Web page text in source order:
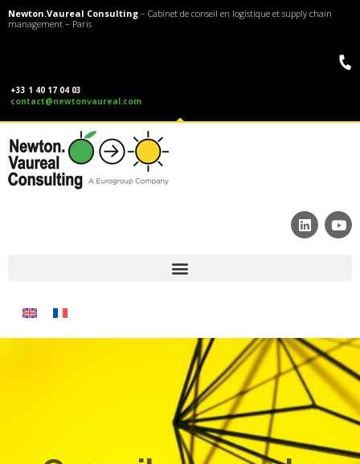
Newton.Vaureal Consulting – Cabinet de conseil en logistique et supply chain
management – Paris
+33 1 40 17 04 03
contact@newtonvaureal.com